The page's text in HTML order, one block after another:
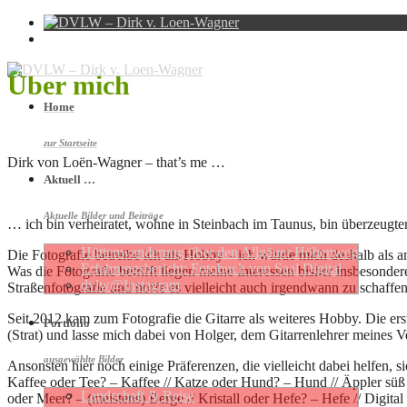
Home
zur Startseite
Aktuell …
Aktuelle Bilder und Beiträge
Hütten­wan­de­rung über den Allgäuer Höhen­weg
Erfahrungs­be­richt: Foto­buch von Saal Digital
dvlw@Instagram
Portfolio
ausgewählte Bilder
Landschaft & Reise
Über mich
Dirk von Loën-Wagner – that’s me …
… ich bin verheiratet, wohne in Steinbach im Taunus, bin
Die Fotografie betreibe ich als Hobby – ich würde mich deshalb als
Was die Fotografie betrifft liegen meine Interessen bisher
Straßenfotografie und hoffe es vielleicht auch irgendwann zu
Seit 2012 kam zum Fotografie die Gitarre als weiteres Hobby. Die
(Strat) und lasse mich dabei von Holger, dem Gitarrenlehrer meines
Ansonsten hier noch einige Präferenzen, die vielleicht dabei helfen,
Kaffee oder Tee? – Kaffee // Katze oder Hund? – Hund // Äppler
oder Meer? – (meistens) Berge // Kristall oder Hefe? – Hefe //